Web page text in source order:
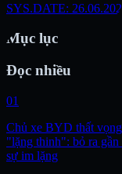
SYS.DATE:
Mục lục
Đọc nhiều
01
Chủ xe BYD thất
"lặng thinh": bỏ ra
sự im lặng